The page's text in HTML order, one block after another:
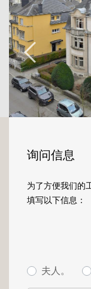
Dès l'entrée,
dégage une
Elle se
Chacun des
bel espace
75m2 avec
en chêne
l'entrée ou
d'eau. Autant
privilégié.
chambres de
询问信息
为了方便我们的
填写以下信息：
夫人。